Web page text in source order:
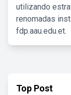
utilizando
renomadas
fdp.aau.edu.et.
Top Post